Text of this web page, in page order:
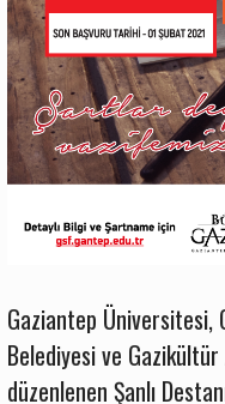
Gaziantep Üniversitesi,
Belediyesi ve
düzenlenen Şanlı